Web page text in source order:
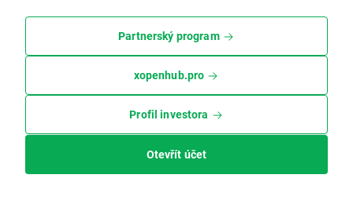
Partnerský program
xopenhub.pro
Profil investora
Otevřít účet